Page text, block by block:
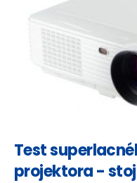
Test
projektora -